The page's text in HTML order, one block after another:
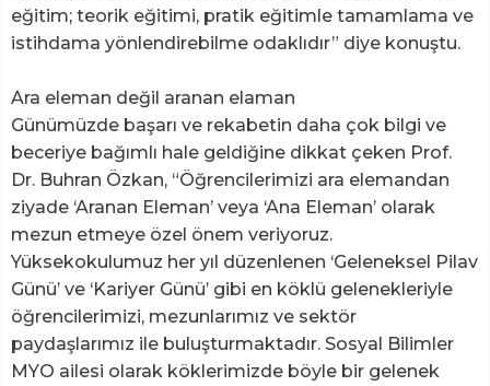
eğitim; teorik eğitimi, pratik eğitimle tamamlama ve
istihdama yönlendirebilme odaklıdır” diye konuştu.
Ara eleman değil aranan elaman
Günümüzde başarı ve rekabetin daha çok bilgi ve
beceriye bağımlı hale geldiğine dikkat çeken Prof.
Dr. Buhran Özkan, “Öğrencilerimizi ara elemandan
ziyade ‘Aranan Eleman’ veya ‘Ana Eleman’ olarak
mezun etmeye özel önem veriyoruz.
Yüksekokulumuz her yıl düzenlenen ‘Geleneksel Pilav
Günü’ ve ‘Kariyer Günü’ gibi en köklü gelenekleriyle
öğrencilerimizi, mezunlarımız ve sektör
paydaşlarımız ile buluşturmaktadır. Sosyal Bilimler
MYO ailesi olarak köklerimizde böyle bir gelenek